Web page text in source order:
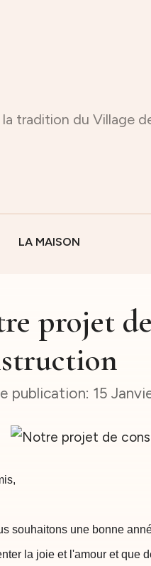
tradition du Village
LA MAISON
projet de
15
souhaitons une bonne
la joie et l'amour et que